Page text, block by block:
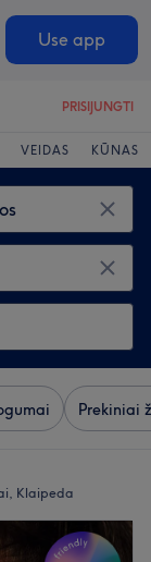
Use app
PRISIJUNGTI
VEIDAS KŪNAS
Prekiniai
Klaipeda